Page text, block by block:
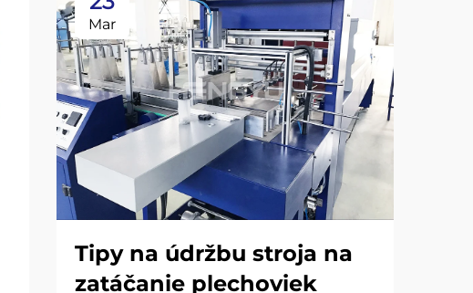
Mar
Tipy na údržbu stroja na
zatáčanie plechoviek